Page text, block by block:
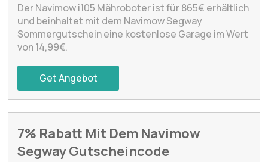
Der Navimow i105 Mähroboter ist für 865€ erhältlich
und beinhaltet mit dem Navimow Segway
Sommergutschein eine kostenlose Garage im Wert
von 14,99€.
Get Angebot
7% Rabatt Mit Dem Navimow
Segway Gutscheincode